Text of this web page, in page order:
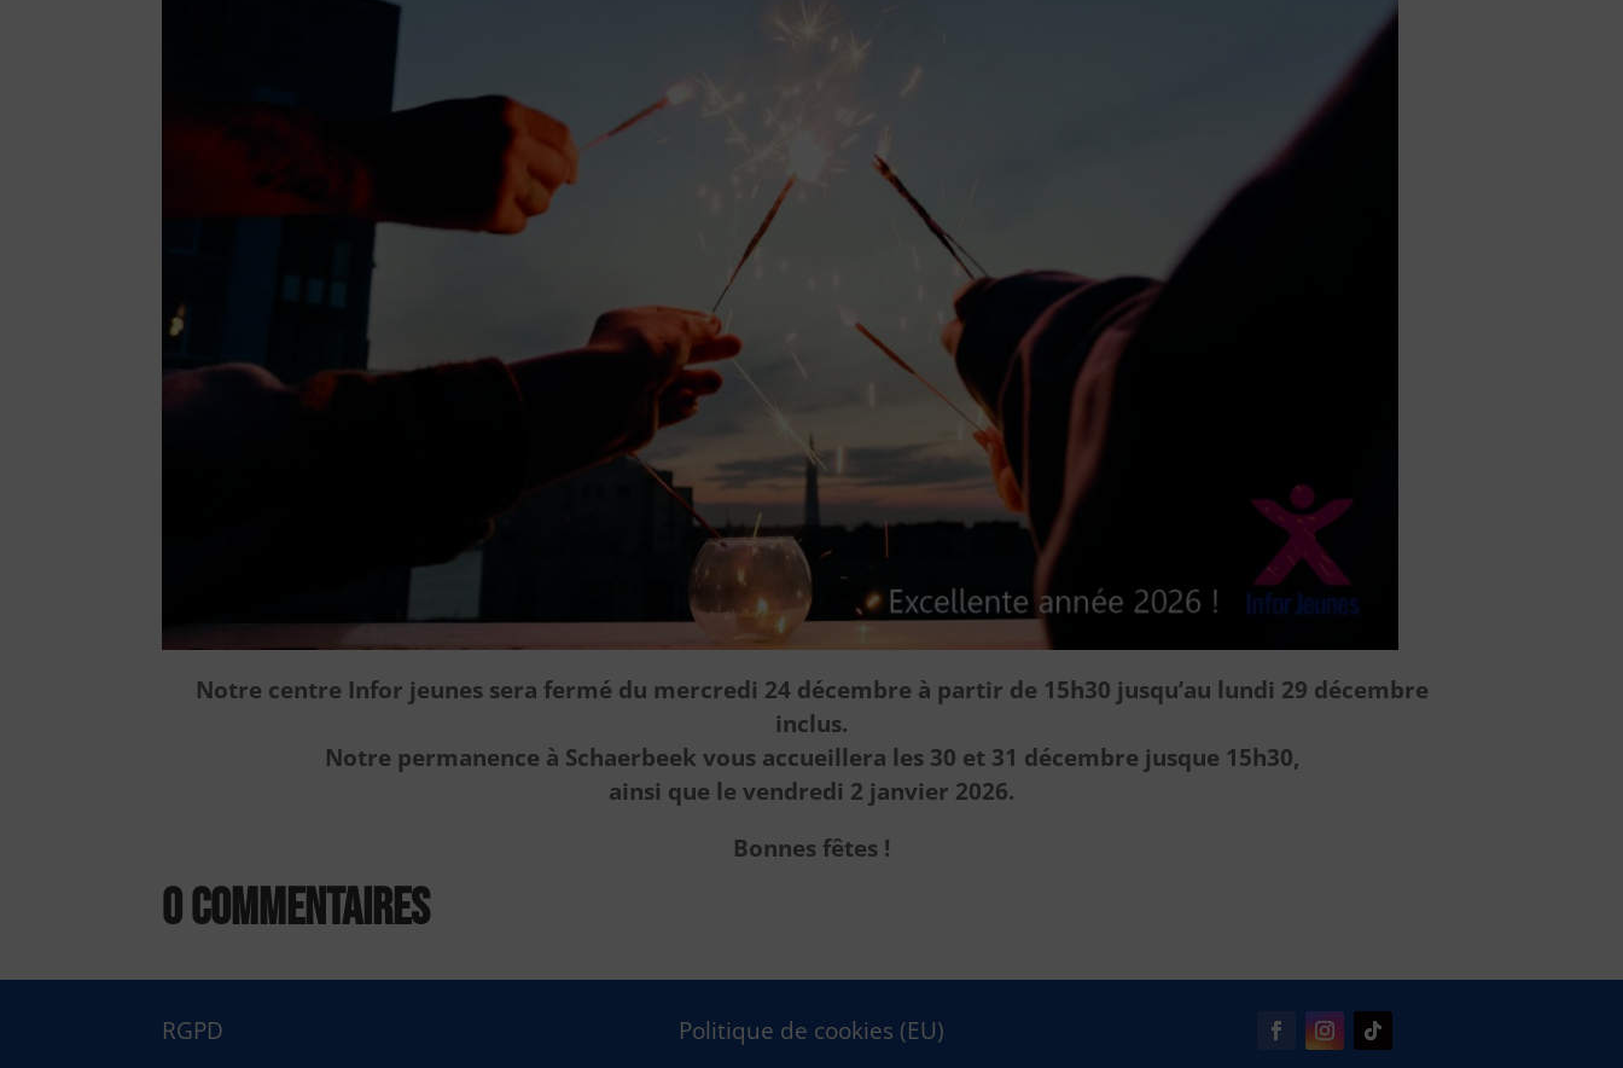
Notre centre Infor jeunes sera fermé du mercredi 24 décembre à partir de 15h30 jusqu’au lundi 29 décembre
inclus.
Notre permanence à Schaerbeek vous accueillera les 30 et 31 décembre jusque 15h30,
ainsi que le vendredi 2 janvier 2026.
Bonnes fêtes !
0 commentaires
RGPD Politique de cookies (EU)